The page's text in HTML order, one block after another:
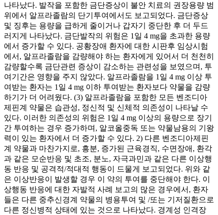
나타났다. 발작을 포함한 금단증상이 불안 치료의 권장용량 범
위에서 알프라졸람의 단기투여에서도 보고되었다. 금단증상
및 징후는 용량을 급하게 줄이거나 갑자기 중단한 후 더 두드
러지게 나타났다. 금단발작의 위험은 1일 4 mg을 초과한 용량
에서 증가할 수 있다. 공황장애 환자에 대한 시판후 임상시험
에서, 알프라졸람을 감량해야 하는 환자에게 있어서 더 천천히
감량할수록 금단관련 증상이 감소하는 관련성을 보였으며, 투
여기간은 영향을 주지 않았다. 알프라졸람을 1일 4 mg 이상 투
여받는 환자는 1일 4 mg 이하 투여받는 환자보다 약물을 감량
하기가 더 어려웠다. (3) 알프라졸람을 포함한 모든 벤조디아
제핀계 약물은 습관성, 정신적 및 신체적 의존성이 나타날 수
있다. 이러한 의존성의 위험은 1일 4 mg 이상의 용량으로 장기
간 투여하는 경우 증가하며, 알코올중독 또는 약물남용의 기왕
력이 있는 환자에서 더 증가할 수 있다. 2) 다른 벤조디아제핀
계 약물과 마찬가지로, 흥분, 증가된 근육경직, 수면장애, 환각
과 같은 모순반응 및 초조, 분노, 자극과민과 같은 다른 이상행
동 반응 및 공격적/적대적 행동이 드물게 보고되었다. 위와 같
은 이상반응이 발생할 경우 이 약의 투여를 중단해야 한다. 이
상행동 반응에 대한 자발적 사례 보고의 많은 경우에서, 환자
들은 다른 중추신경계 약물의 병용투여 및 /또는 기저질환으로
다른 정신병적 상태에 있는 것으로 나타났다. 경계성 인격장